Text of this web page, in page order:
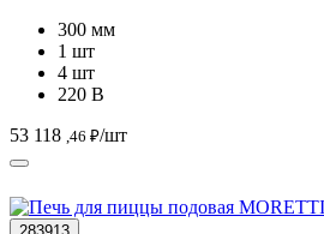
300 мм
1 шт
4 шт
220 В
53 118 ,46 ₽/шт